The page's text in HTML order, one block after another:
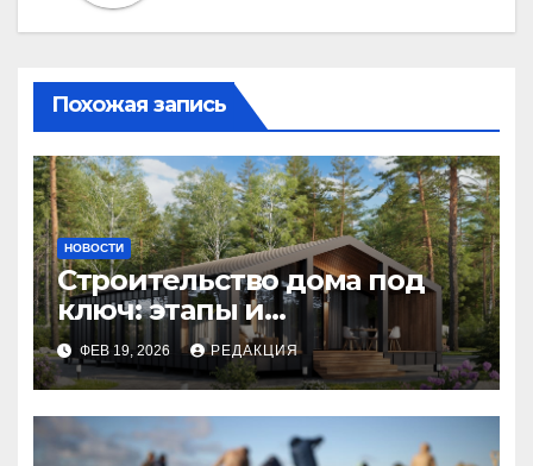
Похожая запись
НОВОСТИ
Строительство дома под
ключ: этапы и
планирование бюджета
ФЕВ 19, 2026 РЕДАКЦИЯ